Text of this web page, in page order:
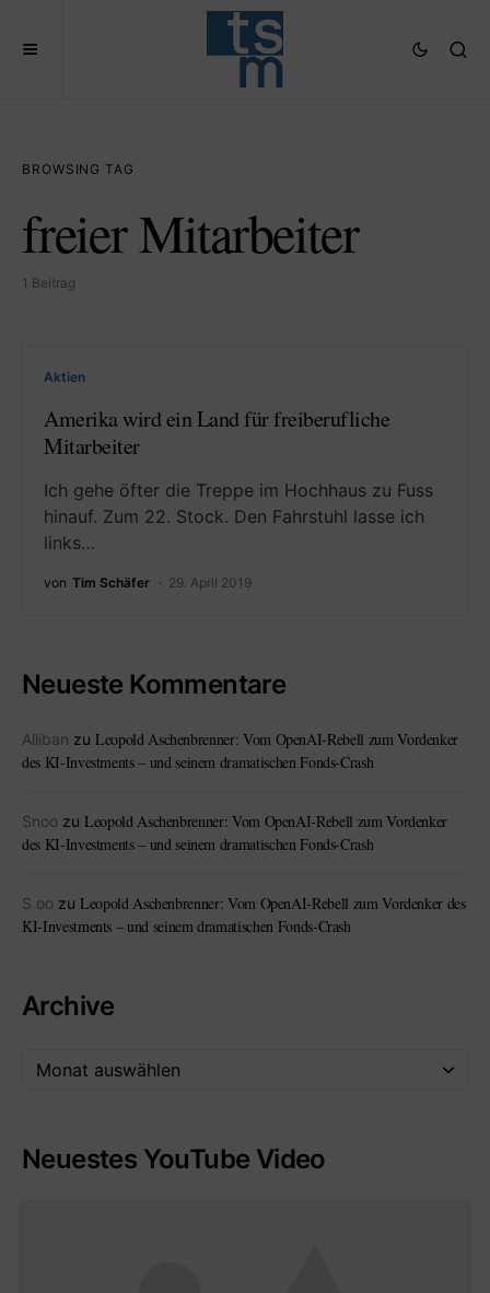
BROWSING TAG
freier Mitarbeiter
1 Beitrag
Aktien
Amerika wird ein Land für freiberufliche
Mitarbeiter
Ich gehe öfter die Treppe im Hochhaus zu Fuss
hinauf. Zum 22. Stock. Den Fahrstuhl lasse ich
links…
von Tim Schäfer 29. April 2019
Neueste Kommentare
Alliban zu Leopold Aschenbrenner: Vom OpenAI-Rebell zum Vordenker
des KI-Investments – und seinem dramatischen Fonds-Crash
Snoo zu Leopold Aschenbrenner: Vom OpenAI-Rebell zum Vordenker
des KI-Investments – und seinem dramatischen Fonds-Crash
S oo zu Leopold Aschenbrenner: Vom OpenAI-Rebell zum Vordenker des
KI-Investments – und seinem dramatischen Fonds-Crash
Archive
Neuestes YouTube Video